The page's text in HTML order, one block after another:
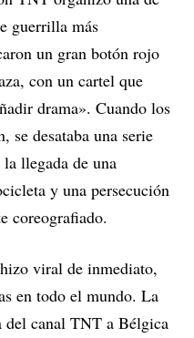
guerrilla más
un gran botón rojo
con un cartel que
drama». Cuando los
se desataba una serie
llegada de una
y una persecución
coreografiado.
viral de inmediato,
en todo el mundo. La
del canal TNT a Bélgica